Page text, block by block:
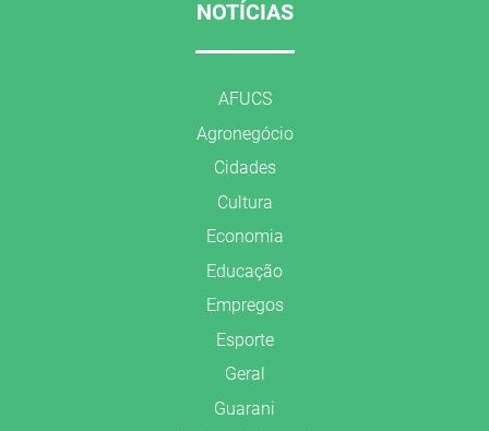
NOTÍCIAS
AFUCS
Agronegócio
Cidades
Cultura
Economia
Educação
Empregos
Esporte
Geral
Guarani